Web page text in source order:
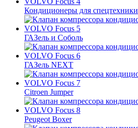
Кондиционеры для спецтехники
ГАЗель и Соболь
ГАЗель NEXT
Citroen Jumper
Peugeot Boxer